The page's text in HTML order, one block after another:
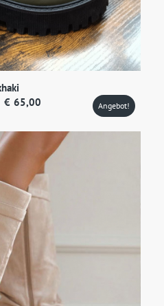
€ 65,00Aktueller
ist:
€65,00.
Angebot!